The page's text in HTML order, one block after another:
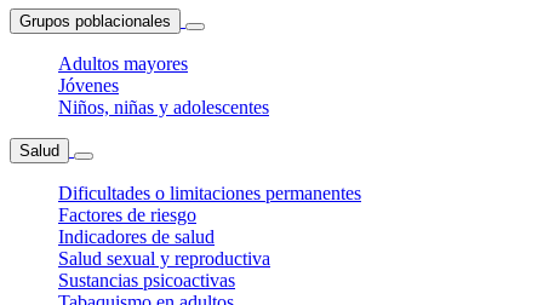
Grupos poblacionales
Adultos mayores
Jóvenes
Niños, niñas y adolescentes
Salud
Dificultades o limitaciones permanentes
Factores de riesgo
Indicadores de salud
Salud sexual y reproductiva
Sustancias psicoactivas